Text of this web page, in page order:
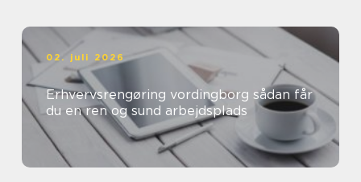
02. juli 2026
Erhvervsrengøring vordingborg sådan får
du en ren og sund arbejdsplads